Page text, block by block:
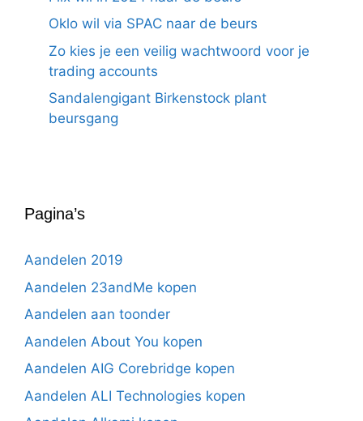
Oklo wil via SPAC naar de beurs
Zo kies je een veilig wachtwoord voor je
trading accounts
Sandalengigant Birkenstock plant
beursgang
Pagina’s
Aandelen 2019
Aandelen 23andMe kopen
Aandelen aan toonder
Aandelen About You kopen
Aandelen AIG Corebridge kopen
Aandelen ALI Technologies kopen